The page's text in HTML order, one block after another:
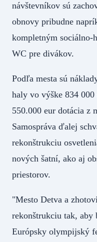
návštevníkov sú
obnovy pribudne
kompletným sociálno-
WC pre divákov.
Podľa mesta sú
haly vo výške 834
550.000 eur dotácia z
Samospráva ďalej
rekonštrukciu
nových šatní, ako aj
priestorov.
"Mesto Detva a
rekonštrukciu tak,
Európsky olympijský